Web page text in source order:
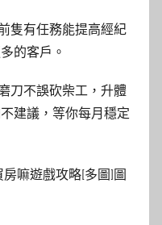
隻有任務能提高經紀
的客戶。
刀不誤砍柴工，升體
建議，等你每月穩定